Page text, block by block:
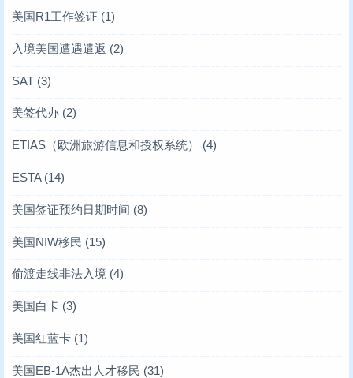
美国R1工作签证 (1)
入境美国遭遇遣返 (2)
SAT (3)
美签代办 (2)
ETIAS（欧洲旅游信息和授权系统） (4)
ESTA(14)
美国签证预约日期时间 (8)
美国NIW移民 (15)
偷渡走线非法入境 (4)
美国白卡 (3)
美国红蓝卡 (1)
美国EB-1A杰出人才移民 (31)